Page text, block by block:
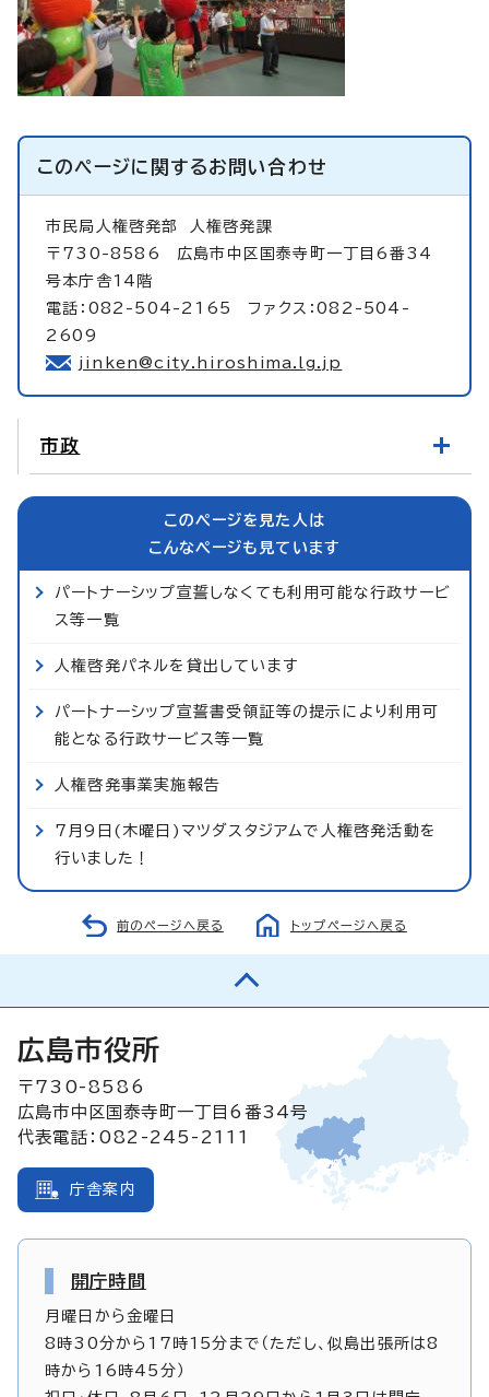
このページに関するお問い合わせ
市民局人権啓発部
人権啓発課
〒730-8586 広島市中区国泰寺町一丁目6番34
号本庁舎14階
電話：082-504-2165 ファクス：082-504-
2609
jinken@city.hiroshima.lg.jp
市政
このページを見た人は
こんなページも見ています
パートナーシップ宣誓しなくても利用可能な行政サービ
ス等一覧
人権啓発パネルを貸出しています
パートナーシップ宣誓書受領証等の提示により利用可
能となる行政サービス等一覧
人権啓発事業実施報告
7月9日(木曜日)マツダスタジアムで人権啓発活動を
行いました！
前のページへ戻る トップページへ戻る
広島市役所
〒730-8586
広島市中区国泰寺町一丁目6番34号
代表電話：082-245-2111
庁舎案内
開庁時間
月曜日から金曜日
8時30分から17時15分まで（ただし、似島出張所は8
時から16時45分）